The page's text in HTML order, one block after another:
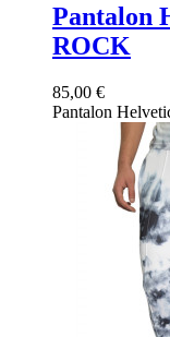
Pantalon
ROCK
85,00 €
Pantalon